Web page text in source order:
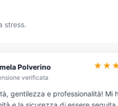
stress.
Polverino
verificata
gentilezza e professionalità! Mi